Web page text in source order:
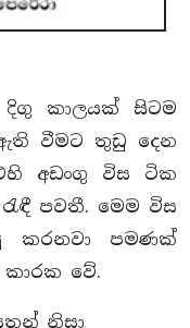
කාලයක් සිටම
වීමට තුඩු දෙන
අඩංගු විස ටික
පවතී. මෙම විස
කරනවා පමණක්
වේ.
නිසා